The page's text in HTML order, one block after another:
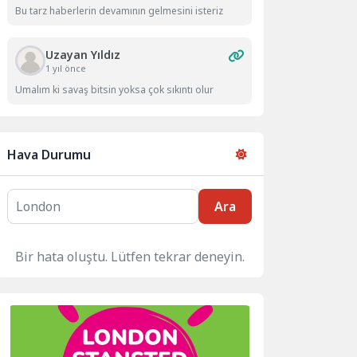
Bu tarz haberlerin devamının gelmesini isteriz
Uzayan Yıldız
1 yıl önce
Umalım ki savaş bitsin yoksa çok sıkıntı olur
Hava Durumu
Ara
Bir hata oluştu. Lütfen tekrar deneyin.